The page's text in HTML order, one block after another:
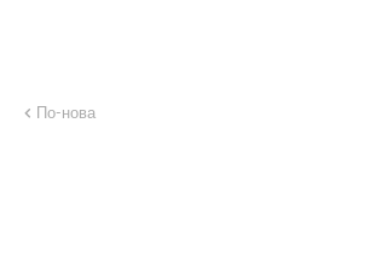
По-нова